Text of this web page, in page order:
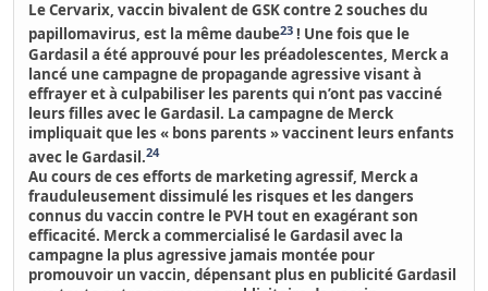
Le Cervarix, vaccin bivalent de GSK contre 2 souches du
papillomavirus, est la même daube23 ! Une fois que le
Gardasil a été approuvé pour les préadolescentes, Merck a
lancé une campagne de propagande agressive visant à
effrayer et à culpabiliser les parents qui n’ont pas vacciné
leurs filles avec le Gardasil. La campagne de Merck
impliquait que les « bons parents » vaccinent leurs enfants
avec le Gardasil.24
Au cours de ces efforts de marketing agressif, Merck a
frauduleusement dissimulé les risques et les dangers
connus du vaccin contre le PVH tout en exagérant son
efficacité. Merck a commercialisé le Gardasil avec la
campagne la plus agressive jamais montée pour
promouvoir un vaccin, dépensant plus en publicité Gardasil